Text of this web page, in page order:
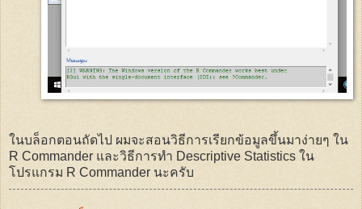
ในบล็อกตอนถัดไป ผมจะสอนวิธีการเรียกข้อมูลขึ้นมาง่ายๆ ใน
R Commander และวิธีการทำ Descriptive Statistics ใน
โปรแกรม R Commander นะครับ